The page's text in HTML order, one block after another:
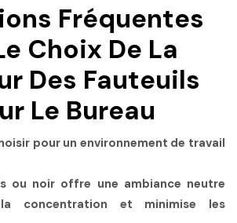
Fréquentes
Choix De La
Des Fauteuils
Le Bureau
pour un environnement de travail
ou noir offre une ambiance neutre
concentration et minimise les